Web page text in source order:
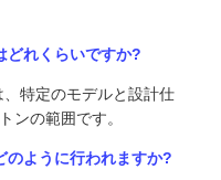
どれくらいですか?
特定のモデルと設計仕
ンの範囲です。
のように行われますか?